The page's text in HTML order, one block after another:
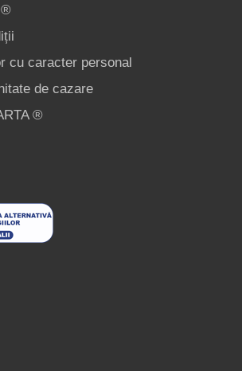
®
cu caracter personal
de cazare
®